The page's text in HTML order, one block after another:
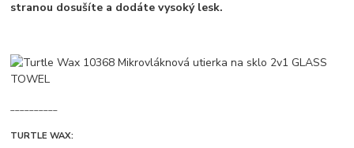
stranou dosušíte a dodáte vysoký lesk.
TURTLE WAX: